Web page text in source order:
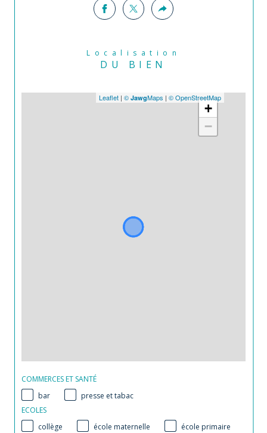
Localisation
DU BIEN
+
−
Leaflet | © JawgMaps | © OpenStreetMap
COMMERCES ET SANTÉ
bar
presse et tabac
ECOLES
collège
école maternelle
école primaire